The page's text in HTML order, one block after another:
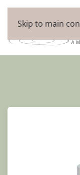
Skip to main